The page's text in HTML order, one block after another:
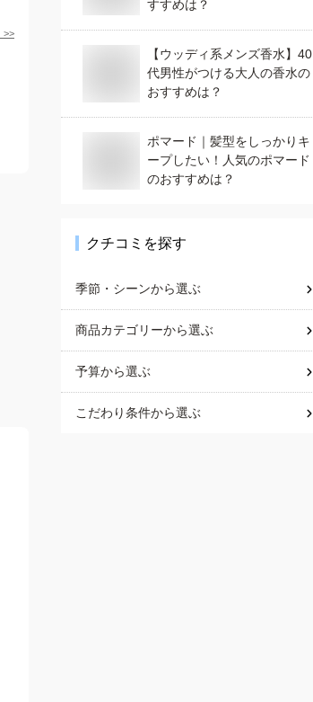
>>
すすめは？
【ウッディ系メンズ香水】40
代男性がつける大人の香水の
おすすめは？
ポマード｜髪型をしっかりキ
ープしたい！人気のポマード
のおすすめは？
クチコミを探す
季節・シーンから選ぶ
商品カテゴリーから選ぶ
予算から選ぶ
こだわり条件から選ぶ